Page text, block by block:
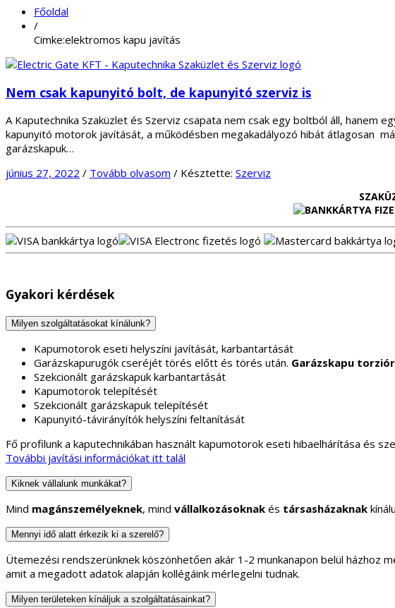
Főoldal
/
Cimke:elektromos kapu javítás
Nem csak kapunyitó bolt, de kapunyitó szerviz is
A Kaputechnika Szaküzlet és Szerviz csapata nem csak egy boltból áll,
kapunyitó motorok javítását, a működésben megakadályozó hibát átlagosan
garázskapuk…
június 27, 2022 / Tovább olvasom / Késztette: Szerviz
Gyakori kérdések
Milyen szolgáltatásokat kínálunk?
Kapumotorok eseti helyszíni javítását, karbantartását
Garázskapurugók cseréjét törés előtt és törés után. Garázskapu
Szekcionált garázskapuk karbantartását
Kapumotorok telepítését
Szekcionált garázskapuk telepítését
Kapunyitó-távirányítók helyszíni feltanítását
Fő profilunk a kaputechnikában használt kapumotorok eseti hibaelhárítása és
További javítási információkat itt talál
Kiknek vállalunk munkákat?
Mind magánszemélyeknek, mind vállalkozásoknak és társasházaknak
Mennyi idő alatt érkezik ki a szerelő?
Ütemezési rendszerünknek köszönhetően akár 1-2 munkanapon belül
amit a megadott adatok alapján kollégáink mérlegelni tudnak.
Milyen területeken kínáljuk a szolgáltatásainkat?